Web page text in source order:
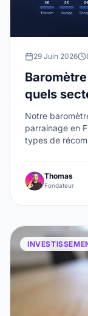
29 Juin 2026
quels
primes ?
Notre
parrainage en
types de
Thomas
Fondateur